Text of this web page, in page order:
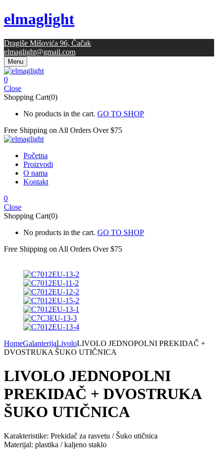
elmaglight
Dragiše Mišovića 96, Čačak
elmaglight@gmail.com
Menu
0
Close
Shopping Cart(0)
No products in the cart. GO TO SHOP
Free Shipping on All Orders Over $75
Početna
Proizvodi
O nama
Kontakt
0
Close
Shopping Cart(0)
No products in the cart. GO TO SHOP
Free Shipping on All Orders Over $75
HomeGalanterijaLivoloLIVOLO JEDNOPOLNI PREKIDAČ +
DVOSTRUKA ŠUKO UTIČNICA
LIVOLO JEDNOPOLNI
PREKIDAČ + DVOSTRUKA
ŠUKO UTIČNICA
Karakteristike: Prekidač za rasvetu / Šuko utičnica
Materijal: plastika / kaljeno staklo